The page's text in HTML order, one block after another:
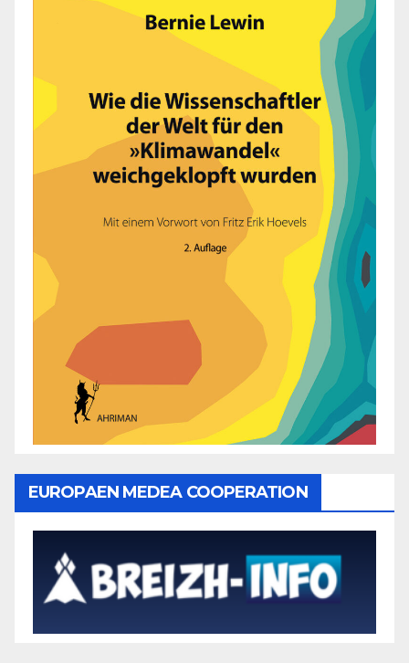
EUROPAEN MEDEA COOPERATION